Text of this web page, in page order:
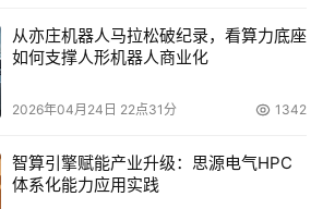
从亦庄机器人马拉松破纪录，看算力底座
如何支撑人形机器人商业化
2026年04月24日 22点31分 1342
智算引擎赋能产业升级：思源电气HPC
体系化能力应用实践